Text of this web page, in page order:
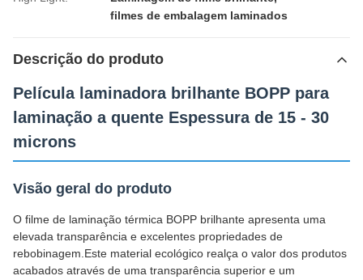
filmes de embalagem laminados
Descrição do produto
Película laminadora brilhante BOPP para
laminação a quente Espessura de 15 - 30
microns
Visão geral do produto
O filme de laminação térmica BOPP brilhante apresenta uma
elevada transparência e excelentes propriedades de
rebobinagem.Este material ecológico realça o valor dos produtos
acabados através de uma transparência superior e um